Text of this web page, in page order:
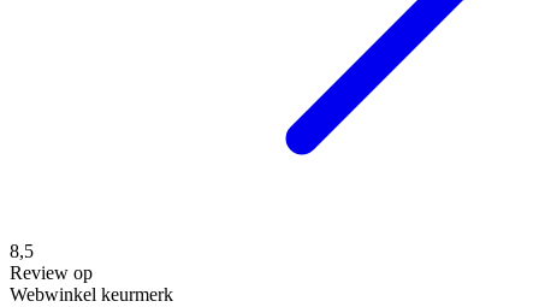
8,5
Review op
Webwinkel keurmerk